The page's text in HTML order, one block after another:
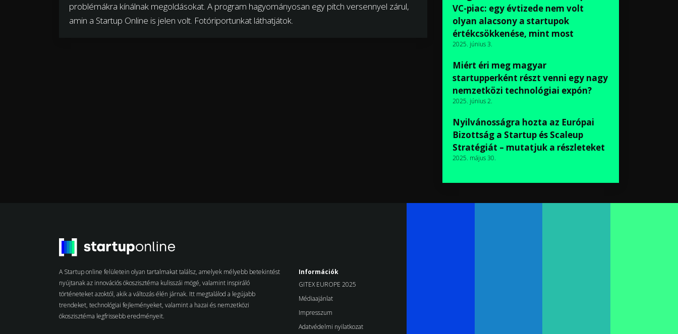
problémákra kínálnak megoldásokat. A program hagyományosan egy pitch versennyel zárul,
amin a Startup Online is jelen volt. Fotóriportunkat láthatjátok.
VC-piac: egy évtizede nem volt
olyan alacsony a startupok
értékcsökkenése, mint most
2025. június 3.
Miért éri meg magyar
startupperként részt venni egy nagy
nemzetközi technológiai expón?
2025. június 2.
Nyilvánosságra hozta az Európai
Bizottság a Startup és Scaleup
Stratégiát – mutatjuk a részleteket
2025. május 30.
A Startup online felületein olyan tartalmakat találsz, amelyek mélyebb betekintést
nyújtanak az innovációs ökoszisztéma kulisszái mögé, valamint inspiráló
történeteket azoktól, akik a változás élén járnak. Itt megtalálod a legújabb
trendeket, technológiai fejleményeket, valamint a hazai és nemzetközi
ökoszisztéma legfrissebb eredményeit.
Információk
GITEX EUROPE 2025
Médiaajánlat
Impresszum
Adatvédelmi nyilatkozat